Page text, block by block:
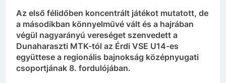
Az első félidőben koncentrált játékot mutatott, de
a másodikban könnyelművé vált és a hajrában
végül nagyarányú vereséget szenvedett a
Dunaharaszti MTK-tól az Érdi VSE U14-es
együttese a regionális bajnokság középnyugati
csoportjának 8. fordulójában.